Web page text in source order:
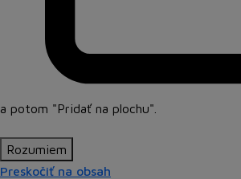
a potom "Pridať na plochu"
Rozumiem
Preskočiť na obsah